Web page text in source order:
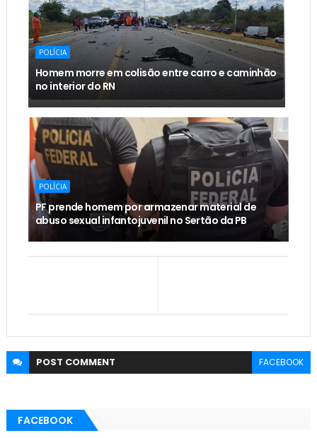
POLÍCIA
Homem morre em colisão entre carro e caminhão
no interior do RN
POLÍCIA
PF prende homem por armazenar material de
abuso sexual infantojuvenil no Sertão da PB
POST COMMENT FACEBOOK
FACEBOOK